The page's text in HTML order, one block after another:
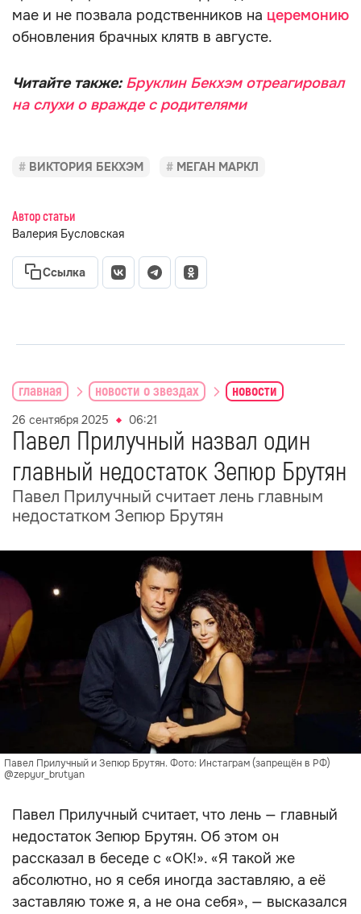
мае и не позвала родственников на церемонию
обновления брачных клятв в августе.
Читайте также: Бруклин Бекхэм отреагировал
на слухи о вражде с родителями
ВИКТОРИЯ БЕКХЭМ МЕГАН МАРКЛ
Автор статьи
Валерия Бусловская
Ссылка
главная новости о звездах новости
26 сентября 2025 06:21
Павел Прилучный назвал один
главный недостаток Зепюр Брутян
Павел Прилучный считает лень главным
недостатком Зепюр Брутян
Павел Прилучный и Зепюр Брутян. Фото: Инстаграм (запрещён в РФ)
@zepyur_brutyan
Павел Прилучный считает, что лень — главный
недостаток Зепюр Брутян. Об этом он
рассказал в беседе с «ОК!». «Я такой же
абсолютно, но я себя иногда заставляю, а её
заставляю тоже я, а не она себя», — высказался